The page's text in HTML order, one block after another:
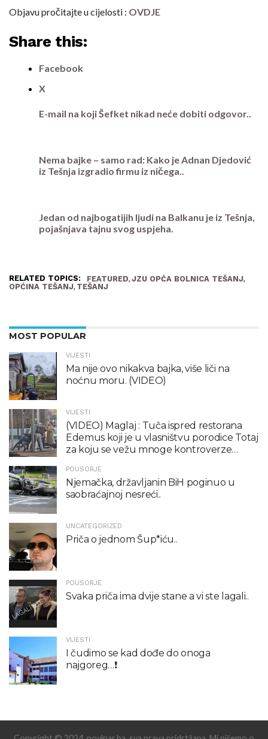
Objavu pročitajte u cijelosti : OVDJE
Share this:
Facebook
X
E-mail na koji Šefket nikad neće dobiti odgovor..
Nema bajke – samo rad: Kako je Adnan Djedović
iz Tešnja izgradio firmu iz ničega..
Jedan od najbogatijih ljudi na Balkanu je iz Tešnja,
pojašnjava tajnu svog uspjeha.
RELATED TOPICS: FEATURED, JZU OPĆA BOLNICA TEŠANJ,
OPĆINA TEŠANJ, TEŠANJ
MOST POPULAR
VIJESTI
Ma nije ovo nikakva bajka, više liči na
noćnu moru. (VIDEO)
VIJESTI
(VIDEO) Maglaj : Tuča ispred restorana
Edemus koji je u vlasništvu porodice Totaj
za koju se vežu mnoge kontroverze…
POUSORJE
Njemačka, državljanin BiH poginuo u
saobraćajnoj nesreći..
UNCATEGORIZED
Priča o jednom Šup*iću..
POUSORJE
Svaka priča ima dvije stane a vi ste lagali..
VIJESTI
I čudimo se kad dođe do onoga
najgoreg…❗️